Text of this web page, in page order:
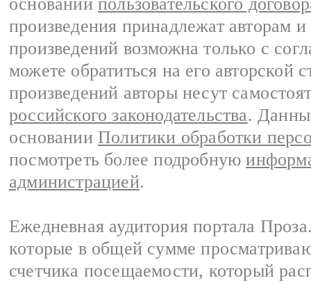
произведения принадлежат авторам
произведений возможна только с
можете обратиться на его авторской
произведений авторы несут
российского законодательства.
основании Политики обработки
посмотреть более подробную
администрацией.
Ежедневная аудитория портала
которые в общей сумме
счетчика посещаемости, который